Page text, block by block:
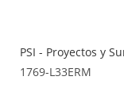
PSI - Proyectos y
1769-L33ERM